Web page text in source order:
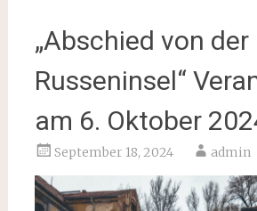
„Abschied von der
Russeninsel“
am 6. Oktober
September 18, 2024 admin